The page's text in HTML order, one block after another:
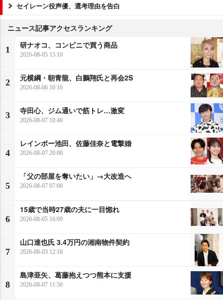
セイレーン役声優、選考理由を告白
ニュース記事アクセスランキング
1
研ナオコ、コンビニで買う商品
2026-08-05 15:10
2
元横綱・朝青龍、白鵬翔氏と再会2S
2026-08-06 16:16
3
寺田心、ジム通いで筋トレ…激変
2026-08-07 10:46
4
レインボー池田、佐藤佳奈と電撃婚
2026-08-07 20:00
5
「父の部屋を奪いたい」→大改造へ
2026-08-07 07:00
6
15歳で当時27歳の夫に一目惚れ
2026-08-05 16:09
7
山口達也氏 3.4万円の湘南物件契約
2026-08-03 12:18
8
島津亜矢、葛藤抱えつつ熊本に支援
2026-08-07 11:50